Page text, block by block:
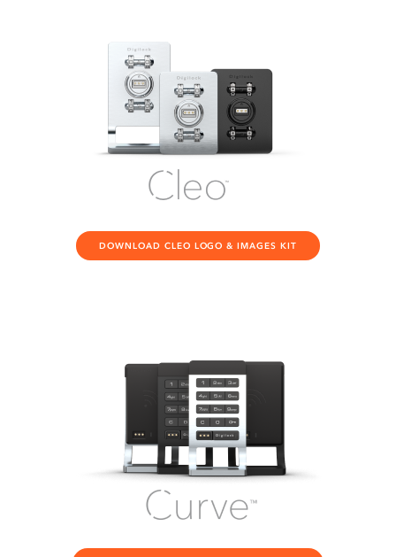
DOWNLOAD CLEO LOGO & IMAGES KIT